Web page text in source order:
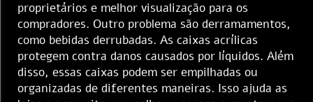
proprietários e melhor visualização para os
compradores. Outro problema são derramamentos,
como bebidas derrubadas. As caixas acrílicas
protegem contra danos causados por líquidos. Além
disso, essas caixas podem ser empilhadas ou
organizadas de diferentes maneiras. Isso ajuda as